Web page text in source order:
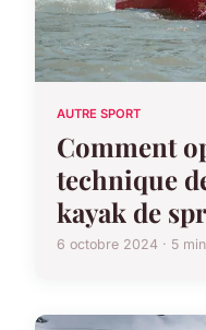
AUTRE SPORT
Comment
technique
kayak de
6 octobre 2024 · 5 min